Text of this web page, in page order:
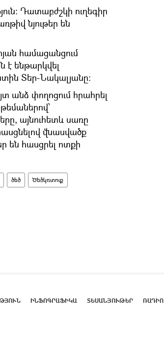
Դատաբժշկի ուղեգիր
նյութեր են
համացանցում
է ենթարկվել
Տեր-Նակալյանը։
անձ փողոցում հրահրել
այնուհետև սառը
վնասվածք
են հասցրել ոտքի
ծեծ Ծեծկռտուք
ԻՆՖՈԳՐԱՖԻԿԱ ՏԵՍԱՆՅՈՒԹԵՐ ՌԱԴԻՈ